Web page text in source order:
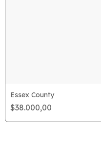
Essex County
$38.000,00